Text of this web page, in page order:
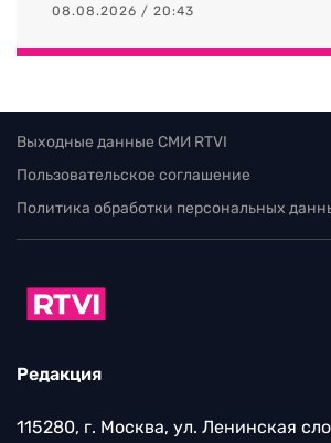
08.08.2026 / 20:43
Выходные данные СМИ RTVI
Пользовательское соглашение
Политика обработки персональных
Редакция
115280, г. Москва, ул. Ленинская